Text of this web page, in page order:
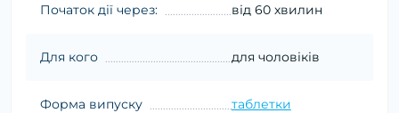
Початок дії через: від 60 хвилин
Для кого для чоловіків
Форма випуску таблетки